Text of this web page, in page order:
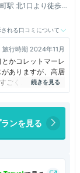
駅 北1口より徒歩
れる口コミについて
旅行時期 2024年11月
かコレットマーレ
ありますが、高層
ごくよいです。富
で、夜景のこだわ
ンを見る